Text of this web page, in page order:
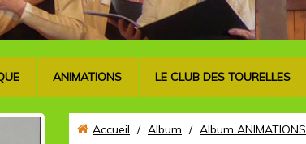
ANIMATIONS LE CLUB DES TOURELLES
Accueil / Album / Album ANIMATIONS